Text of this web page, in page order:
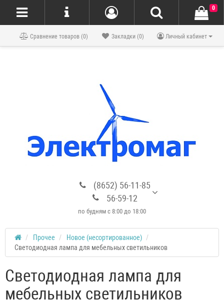
Блог
Личный кабинет
Закладки (0)
Сравнение товаров (0)
(8652) 56-11-85
56-59-12
по будням с 8:00 до 18:00
0
Прочее
Новое (несортированное)
Светодиодная лампа для мебельных светильников
Светодиодная лампа для
мебельных светильников